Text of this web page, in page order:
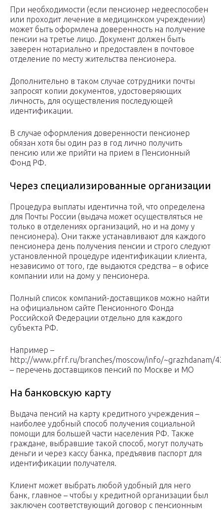
При необходимости (если пенсионер недееспособен
или проходит лечение в медицинском учреждении)
может быть оформлена доверенность на получение
пенсии на третье лицо. Документ должен быть
заверен нотариально и предоставлен в почтовое
отделение по месту жительства пенсионера.
Дополнительно в таком случае сотрудники почты
запросят копии документов, удостоверяющих
личность, для осуществления последующей
идентификации.
В случае оформления доверенности пенсионер
обязан хотя бы один раз в год лично получить
пенсию или же прийти на прием в Пенсионный
Фонд РФ.
Через специализированные организации
Процедура выплаты идентична той, что определена
для Почты России (выдача может осуществляться не
только в отделениях организаций, но и на дому у
пенсионера). Они также устанавливают для каждого
пенсионера день получения пенсии и строго следуют
установленной процедуре идентификации клиента,
независимо от того, где выдаются средства – в офисе
компании или на дому у пенсионера.
Полный список компаний-доставщиков можно найти
на официальном сайте Пенсионного Фонда
Российской Федерации отдельно для каждого
субъекта РФ.
Например –
http://www.pfrf.ru/branches/moscow/info/~grazhdanam/
– перечень доставщиков пенсий по Москве и МО
На банковскую карту
Выдача пенсий на карту кредитного учреждения –
наиболее удобный способ получения социальной
помощи для большей части населения РФ. Также
граждане, выбравшие такой способ, могут получать
деньги и через кассу банка, предъявив паспорт для
идентификации получателя.
Клиент может выбрать любой удобный для него
банк, главное – чтобы у кредитной организации был
заключен соответствующий договор с пенсионным